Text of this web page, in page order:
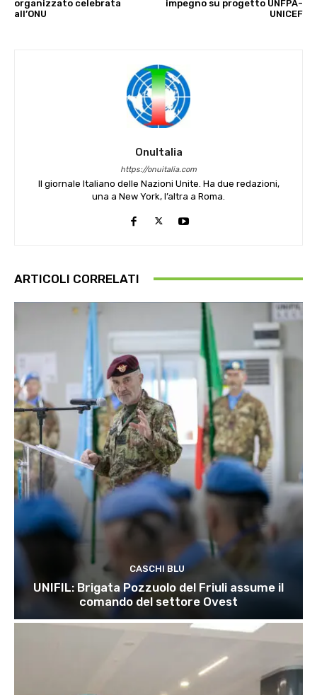
organizzato celebrata
all’ONU
impegno su progetto UNFPA-
UNICEF
OnuItalia
https://onuitalia.com
Il giornale Italiano delle Nazioni Unite. Ha due redazioni,
una a New York, l’altra a Roma.
ARTICOLI CORRELATI
CASCHI BLU
UNIFIL: Brigata Pozzuolo del Friuli assume il
comando del settore Ovest